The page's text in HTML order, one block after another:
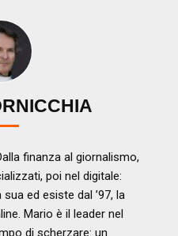
finanza al giornalismo,
poi nel digitale:
ed esiste dal ’97, la
Mario è il leader nel